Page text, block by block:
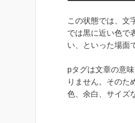
この状態では、文
では黒に近い色で
い、といった場面
pタグは文章の意
りません。そのた
色、余白、サイズ